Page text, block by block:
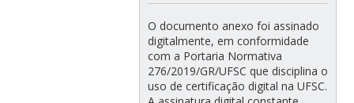
O documento anexo foi assinado
digitalmente, em conformidade
com a Portaria Normativa
276/2019/GR/UFSC que disciplina o
uso de certificação digital na UFSC.